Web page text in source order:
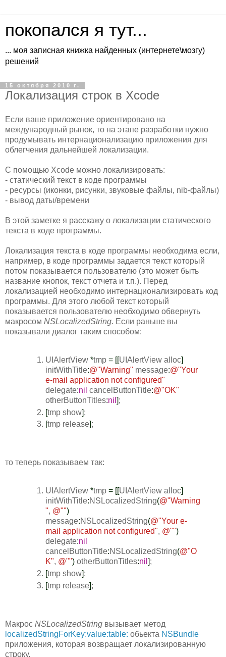
покопался я тут...
... моя записная книжка найденных (интернете\мозгу)
решений
15 октября 2010 г.
Локализация строк в Xcode
Если ваше приложение ориентировано на
международный рынок, то на этапе разработки нужно
продумывать интернационализацию приложения для
облегчения дальнейшей локализации.
С помощью Xcode можно локализировать:
- статический текст в коде программы
- ресурсы (иконки, рисунки, звуковые файлы, nib-файлы)
- вывод даты/времени
В этой заметке я расскажу о локализации статического
текста в коде программы.
Локализация текста в коде программы необходима если,
например, в коде программы задается текст который
потом показывается пользователю (это может быть
название кнопок, текст отчета и т.п.). Перед
локализацией необходимо интернационализировать код
программы. Для этого любой текст который
показывается пользователю необходимо обвернуть
макросом NSLocalizedString. Если раньше вы
показывали диалог таким способом:
UIAlertView *tmp = [[UIAlertView alloc]
initWithTitle:@"Warning" message:@"Your
e-mail application not configured"
delegate:nil cancelButtonTitle:@"OK"
otherButtonTitles:nil ];
[tmp show];
tmp release ;
то теперь показываем так:
UIAlertView *tmp = [[UIAlertView alloc]
initWithTitle:NSLocalizedString(@"Warning
", @"")
message:NSLocalizedString(@"Your e-
mail application not configured", @"")
delegate:nil
cancelButtonTitle:NSLocalizedString(@"O
K", @"") otherButtonTitles:nil ];
[tmp show];
[tmp release];
Макрос NSLocalizedString вызывает метод
localizedStringForKey:value:table: обьекта NSBundle
приложения, которая возвращает локализированную
строку.